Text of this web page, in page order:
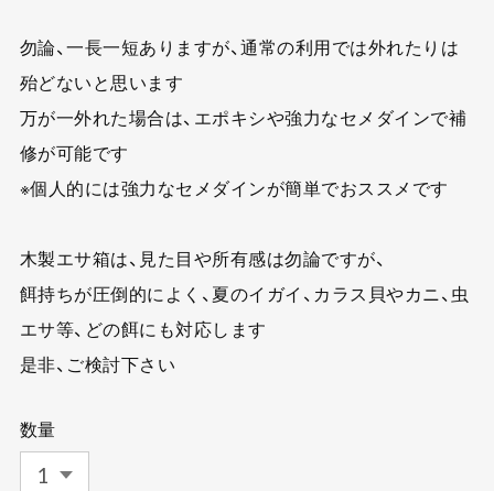
勿論、一長一短ありますが、通常の利用では外れたりは
殆どないと思います
万が一外れた場合は、エポキシや強力なセメダインで補
修が可能です
※個人的には強力なセメダインが簡単でおススメです
木製エサ箱は、見た目や所有感は勿論ですが、
餌持ちが圧倒的によく、夏のイガイ、カラス貝やカニ、虫
エサ等、どの餌にも対応します
是非、ご検討下さい
数量